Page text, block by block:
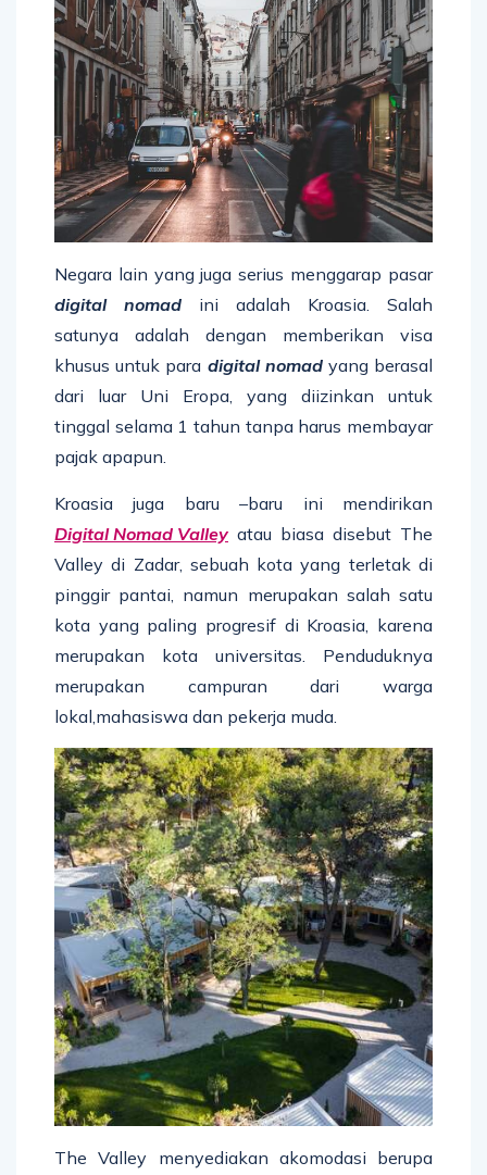
Negara lain yang juga serius menggarap pasar
digital nomad ini adalah Kroasia. Salah
satunya adalah dengan memberikan visa
khusus untuk para digital nomadyang berasal
dari luar Uni Eropa, yang diizinkan untuk
tinggal selama 1 tahun tanpa harus membayar
pajak apapun.
Kroasia juga baru –baru ini mendirikan
Digital Nomad Valleyatau biasa disebut The
Valley di Zadar, sebuah kota yang terletak di
pinggir pantai, namun merupakan salah satu
kota yang paling progresif di Kroasia, karena
merupakan kota universitas. Penduduknya
merupakan campuran dari warga
lokal,mahasiswa dan pekerja muda.
The Valley menyediakan akomodasi berupa